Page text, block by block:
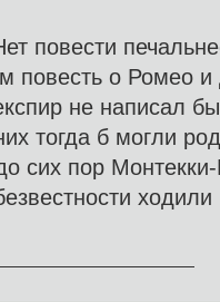
повести
повесть о Ромео и
не написал бы
тогда б могли
сих пор Монтекки-